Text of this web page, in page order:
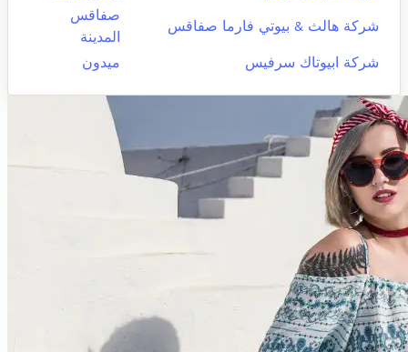
شركة هالث & بيوتي فارما صفاقس
صفاقس
المدينة
شركة ابيوتاك سرفيس
ميدون